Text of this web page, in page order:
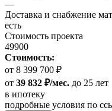
—
Доставка и снабжение
есть
Стоимость проекта
49900
Стоимость:
от 8 399 700 ₽
от 39 832 ₽/мес. до 25 лет
в ипотеку
подробные условия по